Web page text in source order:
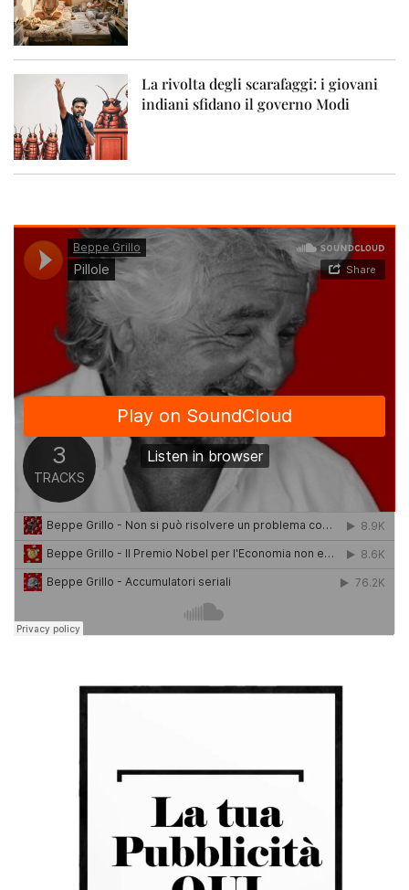
La rivolta degli scarafaggi: i giovani
indiani sfidano il governo Modi